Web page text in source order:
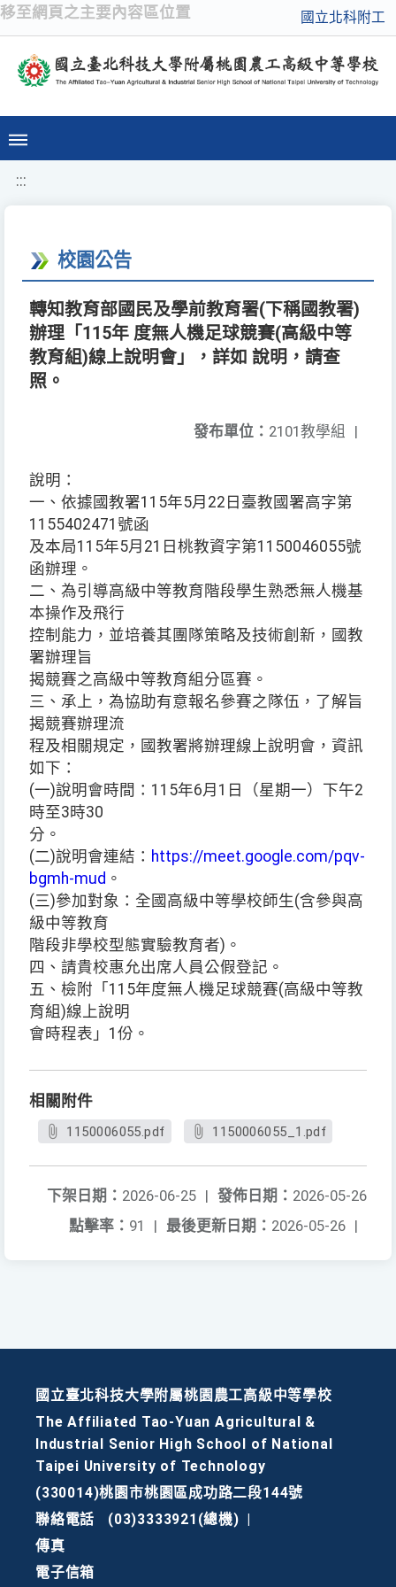
移至網頁之主要內容區位置 國立北科附工
:::
校園公告
轉知教育部國民及學前教育署(下稱國教署)
辦理「115年 度無人機足球競賽(高級中等
教育組)線上說明會」，詳如 說明，請查
照。
發布單位： 2101教學組 |
說明：
一、依據國教署115年5月22日臺教國署高字第
1155402471號函
及本局115年5月21日桃教資字第1150046055號
函辦理。
二、為引導高級中等教育階段學生熟悉無人機基
本操作及飛行
控制能力，並培養其團隊策略及技術創新，國教
署辦理旨
揭競賽之高級中等教育組分區賽。
三、承上，為協助有意報名參賽之隊伍，了解旨
揭競賽辦理流
程及相關規定，國教署將辦理線上說明會，資訊
如下：
(一)說明會時間：115年6月1日（星期一）下午2
時至3時30
分。
(二)說明會連結： https://meet.google.com/pqv-
bgmh-mud 。
(三)參加對象：全國高級中等學校師生(含參與高
級中等教育
階段非學校型態實驗教育者)。
四、請貴校惠允出席人員公假登記。
五、檢附「115年度無人機足球競賽(高級中等教
育組)線上說明
會時程表」1份。
相關附件
1150006055.pdf 1150006055_1.pdf
發佈日期： 2026-05-26
下架日期： 2026-06-25 |
最後更新日期： 2026-05-26 |
點擊率： 91 |
國立臺北科技大學附屬桃園農工高級中等學校
The Affiliated Tao-Yuan Agricultural &
Industrial Senior High School of National
Taipei University of Technology
(330014)桃園市桃園區成功路二段144號
聯絡電話
(03)3333921(總機)
傳真
電子信箱